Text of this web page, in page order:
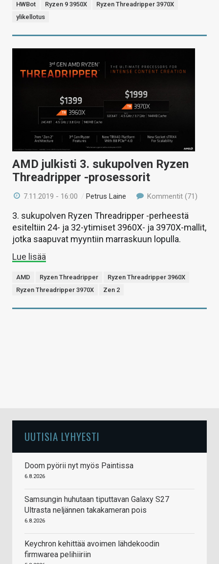
HWBot Ryzen 9 3950X
Ryzen Threadripper 3970X
ylikellotus
AMD julkisti 3. sukupolven Ryzen
Threadripper -prosessorit
7.11.2019 - 16:00 /Petrus Laine Kommentit (71)
3. sukupolven Ryzen Threadripper -perheestä
esiteltiin 24- ja 32-ytimiset 3960X- ja 3970X-mallit,
jotka saapuvat myyntiin marraskuun lopulla.
Lue lisää
AMD Ryzen Threadripper
Ryzen Threadripper 3960X
Ryzen Threadripper 3970X
Zen 2
UUTISIA LYHYESTI
Doom pyörii nyt myös Paintissa
6.8.2026
Samsungin huhutaan tiputtavan Galaxy S27
Ultrasta neljännen takakameran pois
6.8.2026
Keychron kehittää avoimen lähdekoodin
firmwarea pelihiiriin